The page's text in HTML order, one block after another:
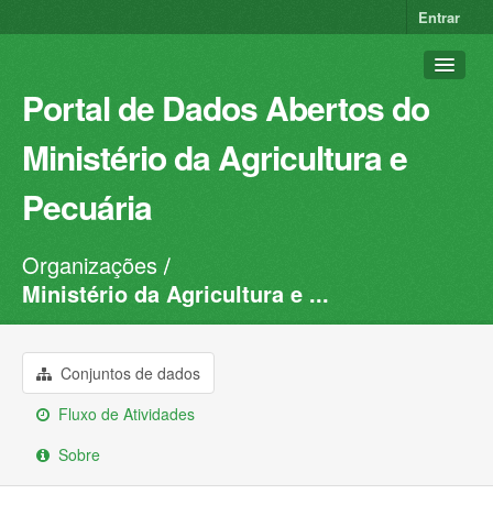
Entrar
Portal de Dados Abertos do
Ministério da Agricultura e
Pecuária
Conjuntos de dados
Organizações
Sobre
Organizações
Ministério da Agricultura e ...
Conjuntos de dados
Fluxo de Atividades
Sobre